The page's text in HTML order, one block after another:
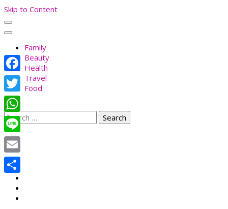
Skip to Content
Family
Beauty
Health
Travel
Food
Search
for:
Facebook
Twitter
WhatsApp
Line
Email
Share